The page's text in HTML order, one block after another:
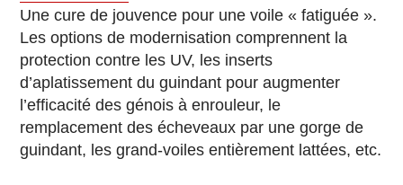
Une cure de jouvence pour une voile « fatiguée ».
Les options de modernisation comprennent la
protection contre les UV, les inserts
d’aplatissement du guindant pour augmenter
l’efficacité des génois à enrouleur, le
remplacement des écheveaux par une gorge de
guindant, les grand-voiles entièrement lattées, etc.